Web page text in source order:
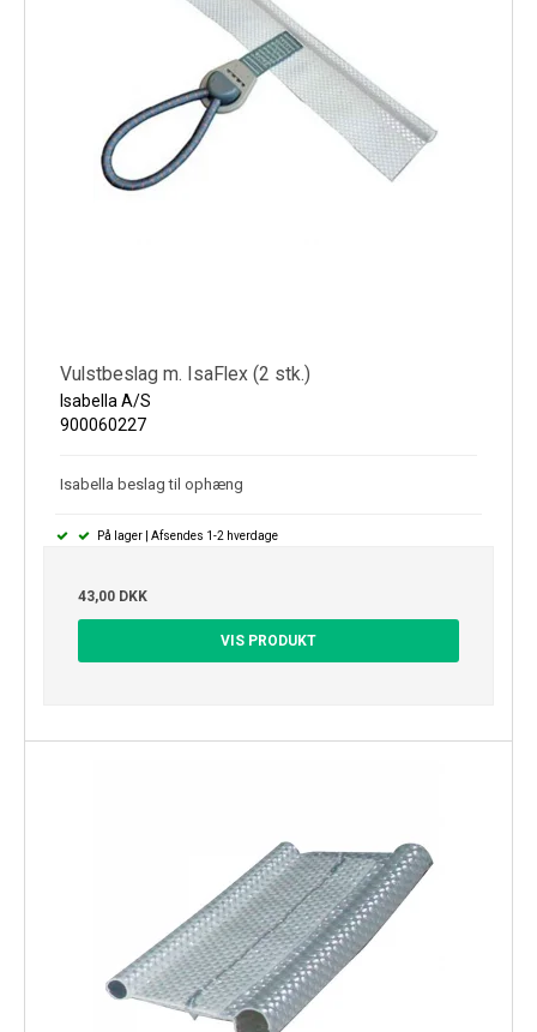
Vulstbeslag m. IsaFlex (2 stk.)
Isabella A/S
900060227
Isabella beslag til ophæng
På lager | Afsendes 1-2 hverdage
43,00 DKK
VIS PRODUKT